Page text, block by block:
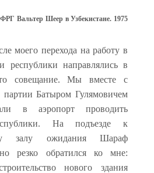
Вальтер Шеер в Узбекистане. 1975
моего перехода на работу в
республики направлялись в
совещание. Мы вместе с
партии Батыром Гулямовичем
в аэропорт проводить
На подъезде к
залу ожидания Шараф
резко обратился ко мне:
нового здания